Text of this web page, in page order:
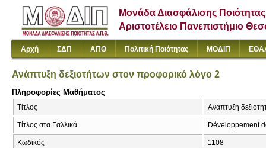
Μονάδα Διασφάλισης Ποιότητας
Αριστοτέλειο Πανεπιστήμιο
Αρχή ΣΔΠ ΑΠΘ Πολιτική Ποιότητας ΜΟΔΙΠ
Ανάπτυξη δεξιοτήτων στον προφορικό λόγο 2
Πληροφορίες Μαθήματος
Τίτλος Ανάπτυξη
Τίτλος στα Γαλλικά Développement
Κωδικός 1108